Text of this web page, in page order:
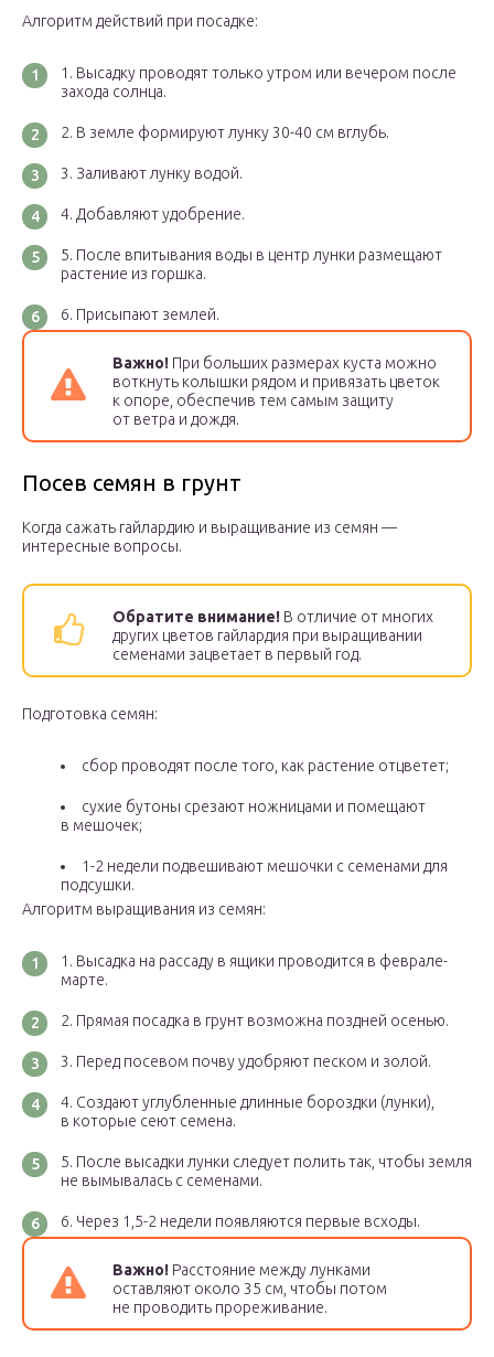
Алгоритм действий при посадке:
Высадку проводят только утром или вечером после
захода солнца.
В земле формируют лунку 30-40 см вглубь.
Заливают лунку водой.
Добавляют удобрение.
После впитывания воды в центр лунки размещают
растение из горшка.
Присыпают землей.
Важно! При больших размерах куста можно
воткнуть колышки рядом и привязать цветок
к опоре, обеспечив тем самым защиту
от ветра и дождя.
Посев семян в грунт
Когда сажать гайлардию и выращивание из семян —
интересные вопросы.
Обратите внимание! В отличие от многих
других цветов гайлардия при выращивании
семенами зацветает в первый год.
Подготовка семян:
сбор проводят после того, как растение отцветет;
сухие бутоны срезают ножницами и помещают
в мешочек;
1-2 недели подвешивают мешочки с семенами для
подсушки.
Алгоритм выращивания из семян:
Высадка на рассаду в ящики проводится в феврале-
марте.
Прямая посадка в грунт возможна поздней осенью.
Перед посевом почву удобряют песком и золой.
Создают углубленные длинные бороздки (лунки),
в которые сеют семена.
После высадки лунки следует полить так, чтобы земля
не вымывалась с семенами.
Через 1,5-2 недели появляются первые всходы.
Важно! Расстояние между лунками
оставляют около 35 см, чтобы потом
не проводить прореживание.